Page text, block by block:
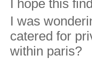
I hope this
I was
catered for
within paris?